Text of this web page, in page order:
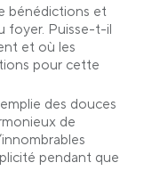
bénédictions et
foyer. Puisse-t-il
et où les
pour cette
des douces
de
pendant que